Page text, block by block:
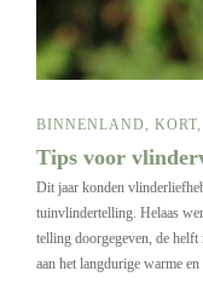
BINNENLAND, KORT,
Tips voor
Dit jaar konden
tuinvlindertelling. Helaas
telling doorgegeven, de
aan het langdurige warme